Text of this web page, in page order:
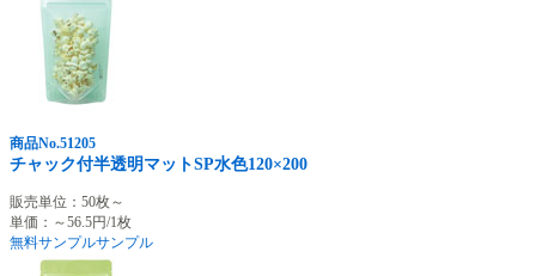
商品No.51205
チャック付半透明マットSP水色120×200
販売単位：50枚～
単価：～56.5円/1枚
無料サンプルサンプル